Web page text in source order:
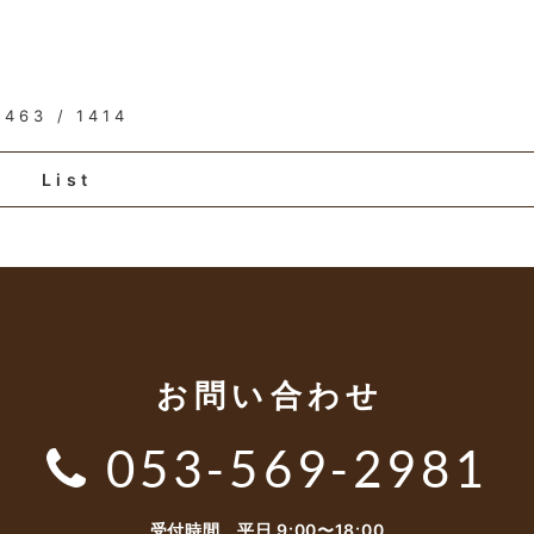
463 / 1414
List
お問い合わせ
053-569-2981
受付時間 平日 9:00〜18:00